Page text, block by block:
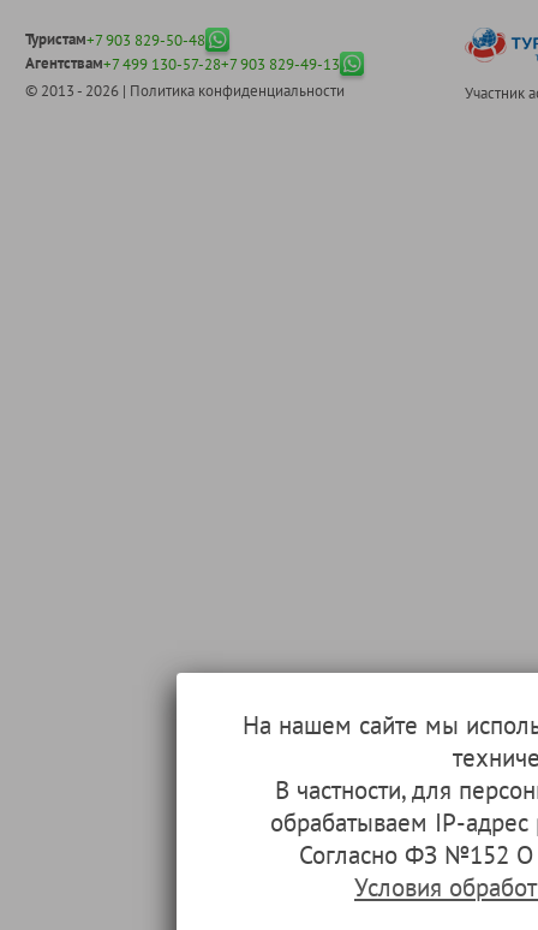
Туристам+7 903 829-50-48
Агентствам+7 499 130-57-28+7 903 829-49-13
© 2013 - 2026 | Политика конфиденциальности Участник
На нашем сайте мы
В частности, для
обрабатываем IP-
Согласно ФЗ №152 О
Условия